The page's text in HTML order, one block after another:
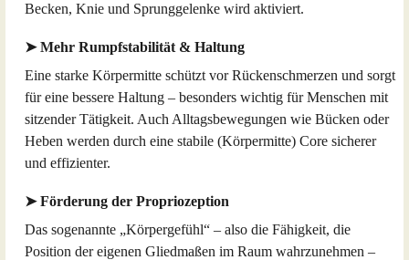
Becken, Knie und Sprunggelenke wird aktiviert.
➤ Mehr Rumpfstabilität & Haltung
Eine starke Körpermitte schützt vor Rückenschmerzen und sorgt
für eine bessere Haltung – besonders wichtig für Menschen mit
sitzender Tätigkeit. Auch Alltagsbewegungen wie Bücken oder
Heben werden durch eine stabile (Körpermitte) Core sicherer
und effizienter.
➤ Förderung der Propriozeption
Das sogenannte „Körpergefühl“ – also die Fähigkeit, die
Position der eigenen Gliedmaßen im Raum wahrzunehmen –